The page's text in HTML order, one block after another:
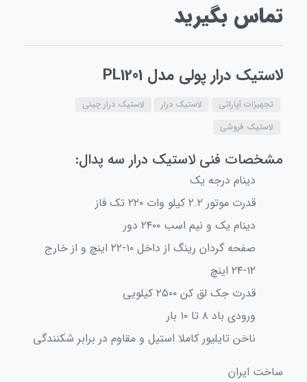
تماس بگیرید
لاستیک درار پولی مدل PL1201
تجهیزات آپاراتی لاستیک درار
لاستیک درار چینی
لاستیک فروشی
مشخصات فنی لاستیک درار سه پدال:
دینام درجه یک
قدرت موتور ۲.۲ کیلو وات ۲۲۰ تک فاز
دینام یک و نیم اسب ۲۴۰۰ دور
صفحه گردان رینگ از داخل ۱۰-۲۲ اینچ و از خارج
۱۲-۲۴ اینچ
قدرت جک لق کن ۲۵۰۰ کیلویی
ورودی باد ۸ تا ۱۰ بار
ناخن تایلیور کاملا استیل و مقاوم در برابر شکنندگی
ساخت ایران